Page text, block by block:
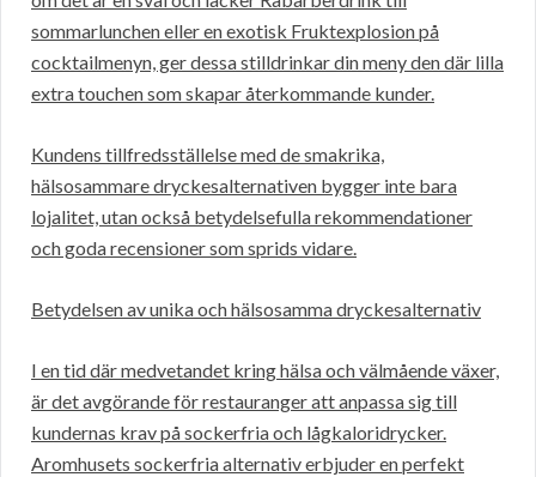
sommarlunchen eller en exotisk Fruktexplosion på
cocktailmenyn, ger dessa stilldrinkar din meny den där lilla
extra touchen som skapar återkommande kunder.
Kundens tillfredsställelse med de smakrika,
hälsosammare dryckesalternativen bygger inte bara
lojalitet, utan också betydelsefulla rekommendationer
och goda recensioner som sprids vidare.
Betydelsen av unika och hälsosamma dryckesalternativ
I en tid där medvetandet kring hälsa och välmående växer,
är det avgörande för restauranger att anpassa sig till
kundernas krav på sockerfria och lågkaloridrycker.
Aromhusets sockerfria alternativ erbjuder en perfekt